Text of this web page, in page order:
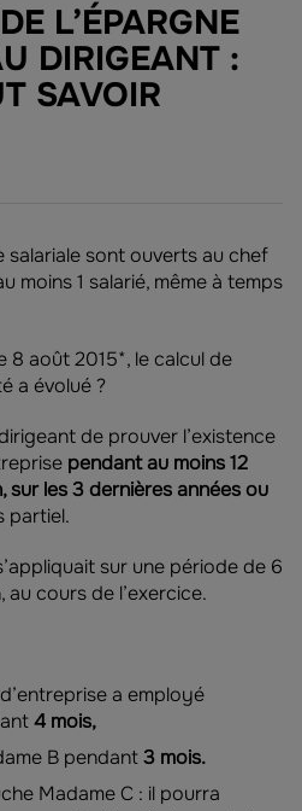
L’ÉPARGNE
DIRIGEANT :
SAVOIR
salariale sont ouverts au chef
moins 1 salarié, même à temps
8 août 2015*, le calcul de
a évolué ?
de prouver l’existence
pendant au moins 12
sur les 3 dernières années ou
partiel.
sur une période de 6
cours de l’exercice.
a employé
4 mois,
B pendant3 mois.
Madame C : il pourra